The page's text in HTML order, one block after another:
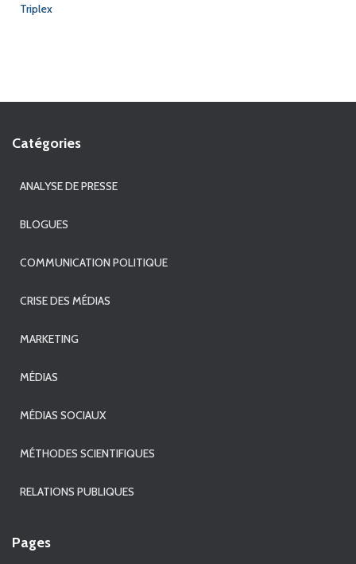
Triplex
Catégories
ANALYSE DE PRESSE
BLOGUES
COMMUNICATION POLITIQUE
CRISE DES MÉDIAS
MARKETING
MÉDIAS
MÉDIAS SOCIAUX
MÉTHODES SCIENTIFIQUES
RELATIONS PUBLIQUES
Pages